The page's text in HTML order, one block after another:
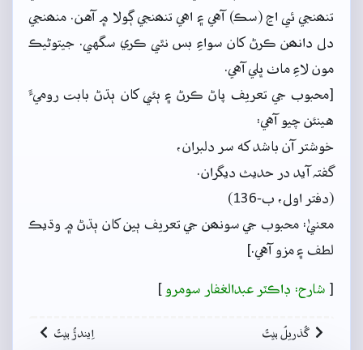
تنھنجي ئي اڃ (سڪ) آهي ۽ اهي تنھنجي ڳولا ۾ آهن. منھنجي
دل دانھن ڪرڻ کان سواءِ بس نٿي ڪري سگهي. جيتوڻيڪ
مون لاءِ ماٺ ڀلي آهي.
[محبوب جي تعريف پاڻ ڪرڻ ۽ ٻئي کان ٻڌڻ بابت روميءَ
هينئن چيو آهي:
خوشتر آن باشد که سر دلبران،
گفتہ آيد در حديث ديگران.
(دفتر اول، ب-136)
معنيٰ: محبوب جي سونھن جي تعريف ٻين کان ٻڌڻ ۾ وڌيڪ
لطف ۽ مزو آهي.]
[ شارح: ڊاڪٽر عبدالغفار سومرو ]
گُذريلُ بيتُ اِيندڙُ بيتُ